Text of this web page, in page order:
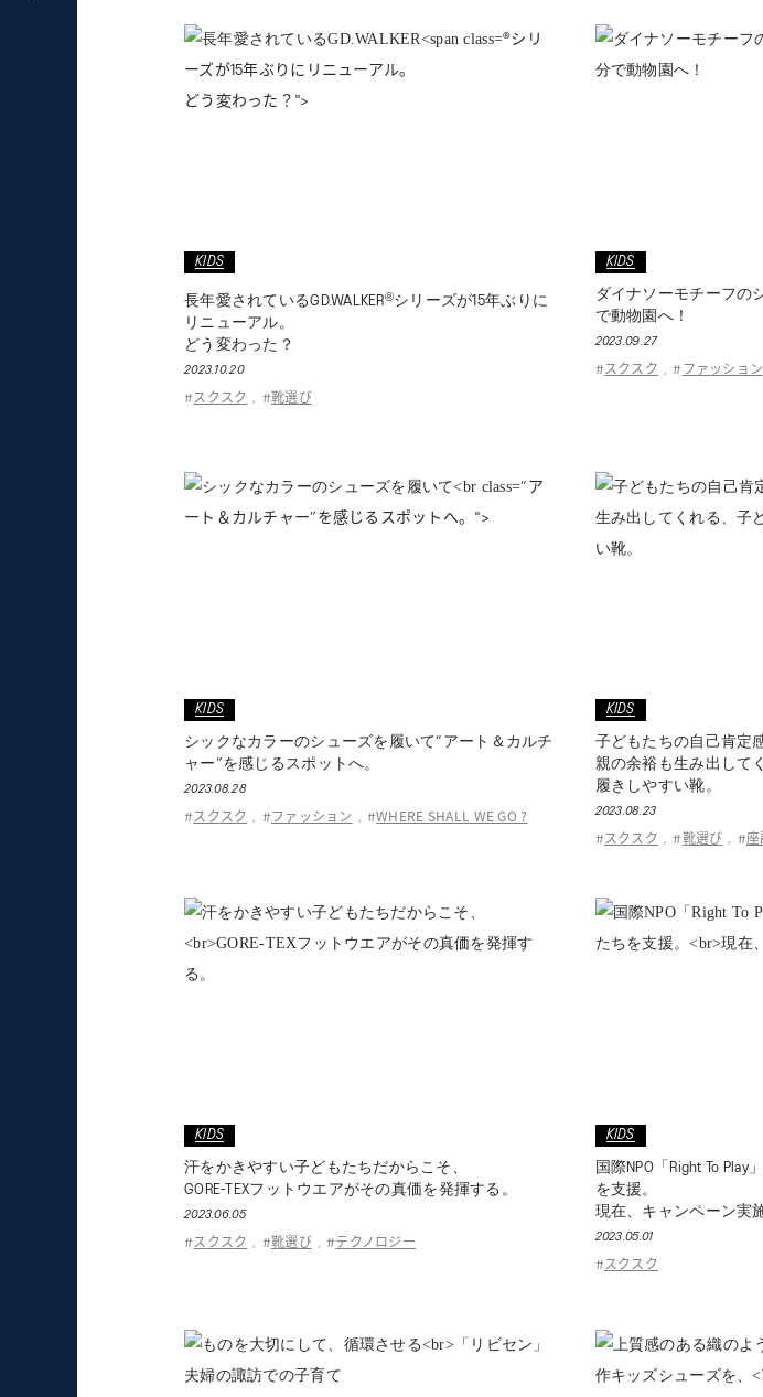
®シリ
ーズが15年ぶりにリニューアル。
どう変わった？">
KIDS
長年愛されているGD.WALKER®シリーズが15年ぶりに
リニューアル。
どう変わった？
2023.10.20
# スクスク , #靴選び
KIDS
ダイナソーモチーフの
で動物園へ！
2023.09.27
# スクスク , # ファッション
“ア
ート＆カルチャー”を感じるスポットへ。">
KIDS
シックなカラーのシューズを履いて“アート＆カルチ
ャー”を感じるスポットへ。
2023.08.28
# スクスク , # ファッション , #WHERE SHALL WE GO ?
KIDS
子どもたちの自己肯定
親の余裕も生み出して
履きしやすい靴。
2023.08.23
# スクスク , # 靴選び , #
KIDS
汗をかきやすい子どもたちだからこそ、
GORE-TEXフットウエアがその真価を発揮する。
2023.06.05
# スクスク , #靴選び , # テクノロジー
KIDS
国際NPO「Right To
を支援。
現在、キャンペーン実
2023.05.01
# スクスク